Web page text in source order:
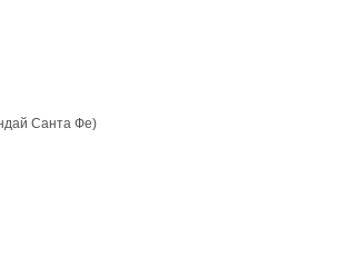
Санта Фе)